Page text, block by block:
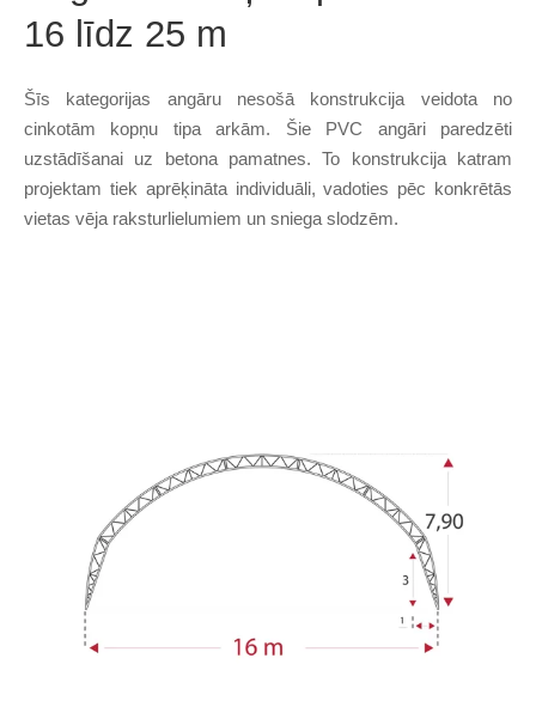
16 līdz 25 m
Šīs kategorijas angāru nesošā konstrukcija veidota no
cinkotām kopņu tipa arkām. Šie PVC angāri paredzēti
uzstādīšanai uz betona pamatnes. To konstrukcija katram
projektam tiek aprēķināta individuāli, vadoties pēc konkrētās
vietas vēja raksturlielumiem un sniega slodzēm.